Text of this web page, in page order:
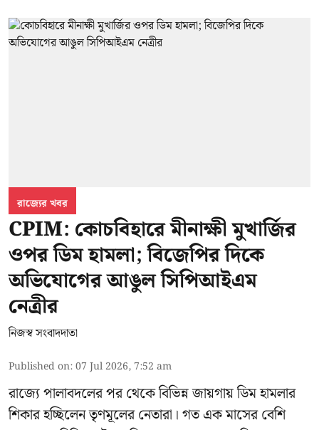
রাজ্যের খবর
CPIM: কোচবিহারে মীনাক্ষী মুখার্জির
ওপর ডিম হামলা; বিজেপির দিকে
অভিযোগের আঙুল সিপিআইএম
নেত্রীর
নিজস্ব সংবাদদাতা
Published on:07 Jul 2026, 7:52 am
রাজ্যে পালাবদলের পর থেকে বিভিন্ন জায়গায় ডিম হামলার
শিকার হচ্ছিলেন তৃণমূলের নেতারা। গত এক মাসের বেশি